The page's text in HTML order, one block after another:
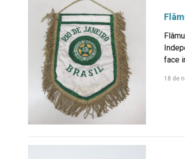
face
18 de